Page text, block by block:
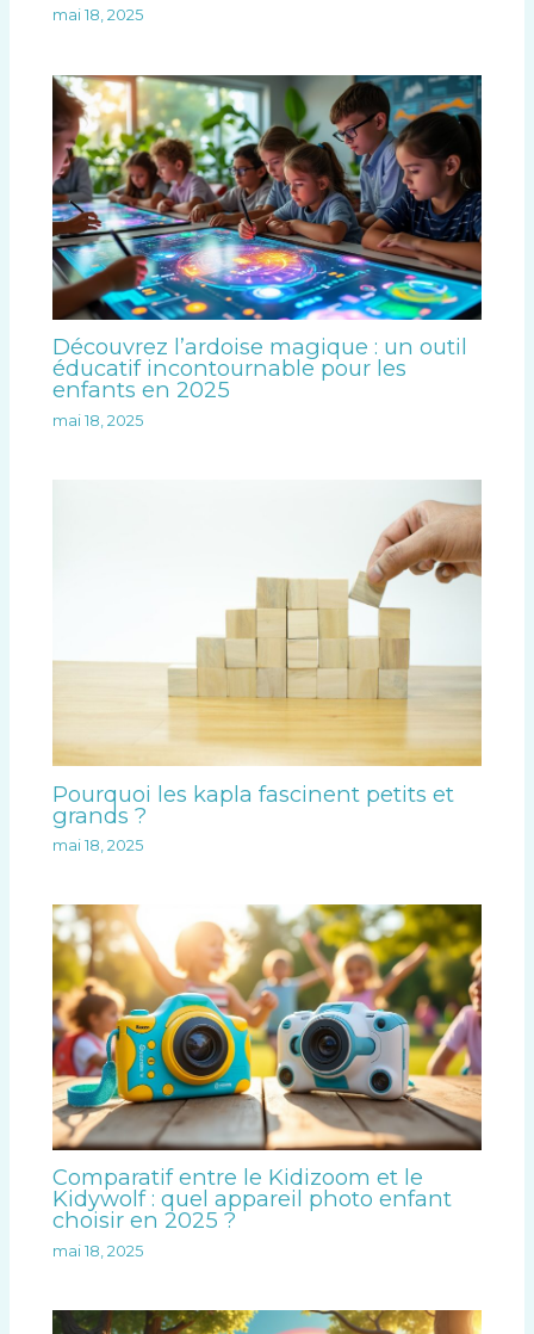
mai 18, 2025
Découvrez l’ardoise magique : un outil
éducatif incontournable pour les
enfants en 2025
mai 18, 2025
Pourquoi les kapla fascinent petits et
grands ?
mai 18, 2025
Comparatif entre le Kidizoom et le
Kidywolf : quel appareil photo enfant
choisir en 2025 ?
mai 18, 2025